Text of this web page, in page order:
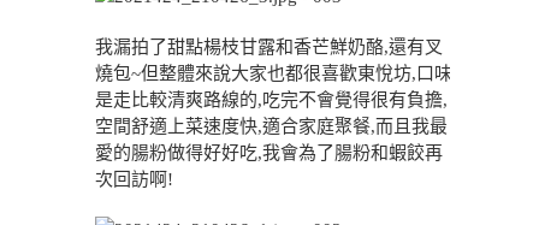
我漏拍了甜點楊枝甘露和香芒鮮奶酪,還有叉
燒包~但整體來說大家也都很喜歡東悅坊,口味
是走比較清爽路線的,吃完不會覺得很有負擔,
空間舒適上菜速度快,適合家庭聚餐,而且我最
愛的腸粉做得好好吃,我會為了腸粉和蝦餃再
次回訪啊!